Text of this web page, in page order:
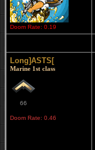
Doom Rate: 0.19
Long]ASTS[
Marine 1st class
66
Doom Rate: 0.46